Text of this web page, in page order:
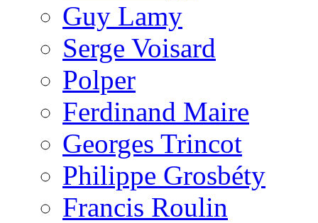
Guy Lamy
Serge Voisard
Polper
Ferdinand Maire
Georges Trincot
Philippe Grosbéty
Francis Roulin